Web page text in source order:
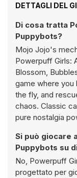
DETTAGLI DEL
Di cosa tratta
Puppybots?
Mojo Jojo's
Powerpuff Girls:
Blossom,
game where you
the fly, and
chaos. Classic
pure nostalgia
Si può giocare
Puppybots su
No, Powerpuff
progettato per